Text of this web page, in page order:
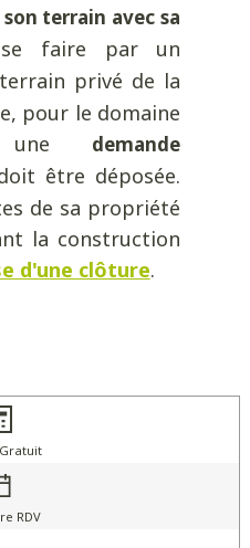
terrain avec sa
faire par un
privé de la
pour le domaine
une demande
être déposée.
de sa propriété
la construction
d'une clôture.
RDV